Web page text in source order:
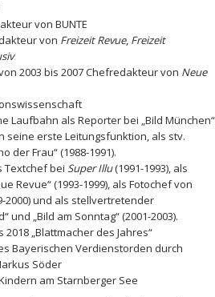
von BUNTE
von Freizeit Revue, Freizeit
2003 bis 2007 Chefredakteur von Neue
Laufbahn als Reporter bei „Bild München“
seine erste Leitungsfunktion, als stv.
der Frau“ (1988-1991).
Textchef bei Super Illu(1991-1993), als
Revue“ (1993-1999), als Fotochef von
2000) und als stellvertretender
und „Bild am Sonntag“ (2001-2003).
„Blattmacher des Jahres“
Bayerischen Verdienstorden durch
Söder
am Starnberger See